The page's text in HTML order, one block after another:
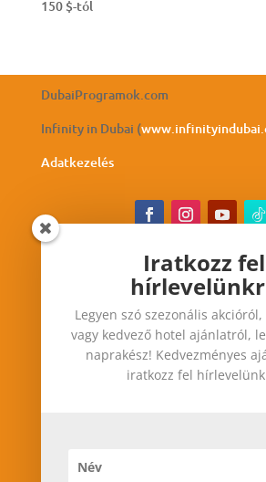
150 $-tól
DubaiProgramok.com
Infinity in Dubai (
Adatkezelés
Iratkozz fel
Legyen szó szezonális akcióról,
kedvező hotel ajánlatról, legyél
naprakész! Kedvezményes
Iratkozz fel
Legyen szó szezonális
vagy kedvező hotel ajánlatról,
naprakész! Kedvezményes
iratkozz fel